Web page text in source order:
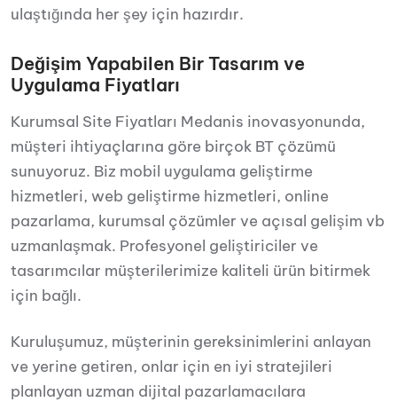
ulaştığında her şey için hazırdır.
Değişim Yapabilen Bir Tasarım ve
Uygulama Fiyatları
Kurumsal Site Fiyatları Medanis inovasyonunda,
müşteri ihtiyaçlarına göre birçok BT çözümü
sunuyoruz. Biz mobil uygulama geliştirme
hizmetleri, web geliştirme hizmetleri, online
pazarlama, kurumsal çözümler ve açısal gelişim vb
uzmanlaşmak. Profesyonel geliştiriciler ve
tasarımcılar müşterilerimize kaliteli ürün bitirmek
için bağlı.
Kuruluşumuz, müşterinin gereksinimlerini anlayan
ve yerine getiren, onlar için en iyi stratejileri
planlayan uzman dijital pazarlamacılara